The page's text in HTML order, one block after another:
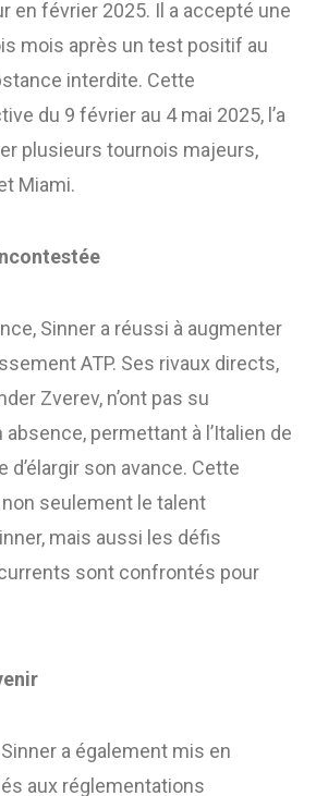
en février 2025. Il a accepté une
mois après un test positif au
interdite. Cette
du 9 février au 4 mai 2025, l’a
plusieurs tournois majeurs,
Miami.
Sinner a réussi à augmenter
ATP. Ses rivaux directs,
Zverev, n’ont pas su
permettant à l’Italien de
son avance. Cette
seulement le talent
mais aussi les défis
sont confrontés pour
a également mis en
aux réglementations